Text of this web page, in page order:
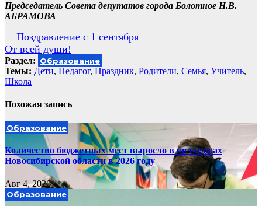
Председатель Совета депутатов города Болотное Н.В.
АБРАМОВА
Навигация
по
записям
Поздравление с 1 сентября
От всей души!
Раздел: Образование
Темы: Дети, Педагог, Праздник, Родители, Семья, Учитель,
Школа
Похожая запись
Образование
Количество бюджетных мест выросло в колледжах
Новосибирской области в 2026 году
Авг 4, 2026
Образование